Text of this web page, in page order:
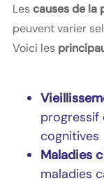
Lescauses de la
peuvent varier
Voici les
progressif
cognitives
Maladies
maladies